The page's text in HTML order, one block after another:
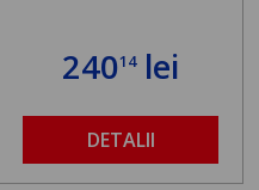
24014lei
DETALII